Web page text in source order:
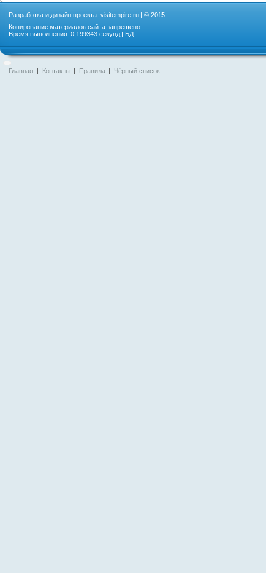
Разработка и дизайн проекта: visitempire.ru | © 2015
Копирование материалов сайта запрещено
Время выполнения: 0,199343 секунд | БД:
Главная | Контакты | Правила | Чёрный список